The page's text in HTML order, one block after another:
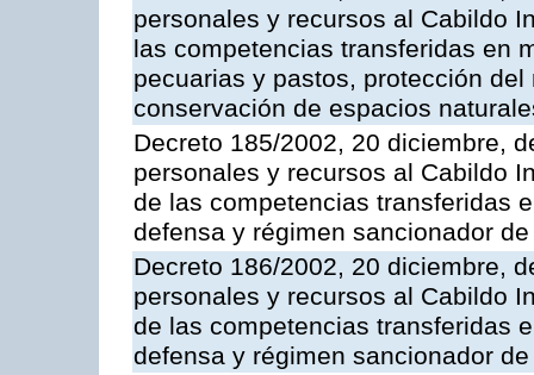
personales y recursos al Cabildo
las competencias transferidas en
pecuarias y pastos, protección
conservación de espacios
Decreto 185/2002, 20 diciembre,
personales y recursos al Cabildo
de las competencias transferidas
defensa y régimen sancionador
Decreto 186/2002, 20 diciembre,
personales y recursos al Cabildo
de las competencias transferidas
defensa y régimen sancionador